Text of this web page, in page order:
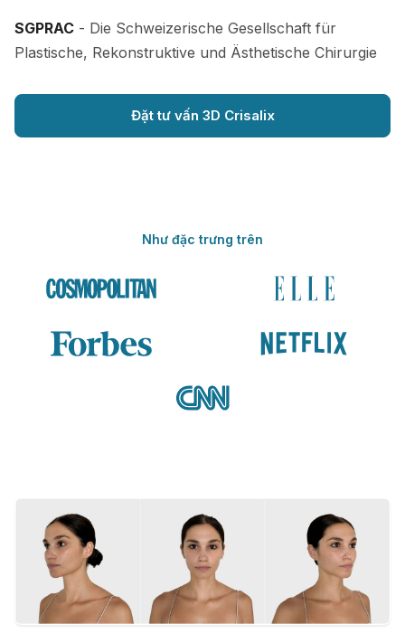
SGPRAC - Die Schweizerische Gesellschaft für
Plastische, Rekonstruktive und Ästhetische Chirurgie
Đặt tư vấn 3D Crisalix
Như đặc trưng trên